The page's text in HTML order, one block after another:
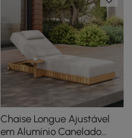
Chaise Longue Ajustável
em Alumínio Canelado